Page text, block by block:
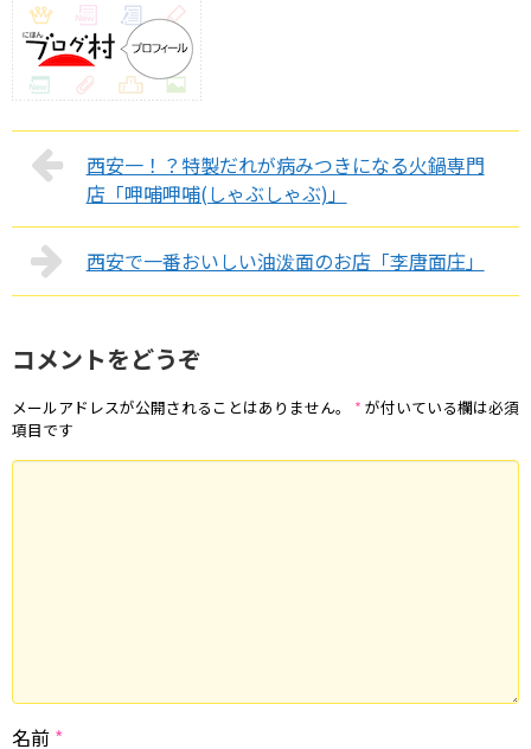
西安一！？特製だれが病みつきになる火鍋専門
店「呷哺呷哺(しゃぶしゃぶ)」
西安で一番おいしい油泼面のお店「李唐面庄」
コメントをどうぞ
メールアドレスが公開されることはありません。 * が付いている欄は必須
項目です
名前 *